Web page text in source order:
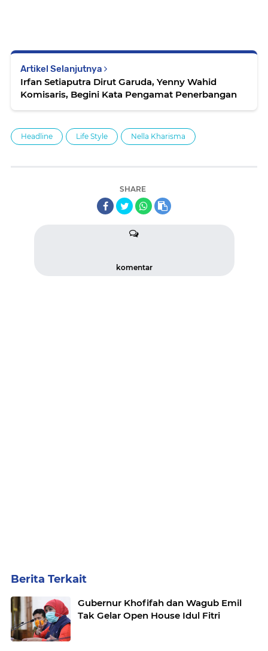
Artikel Selanjutnya
Irfan Setiaputra Dirut Garuda, Yenny Wahid
Komisaris, Begini Kata Pengamat Penerbangan
Headline Life Style Nella Kharisma
SHARE
komentar
Berita Terkait
Gubernur Khofifah dan Wagub Emil
Tak Gelar Open House Idul Fitri